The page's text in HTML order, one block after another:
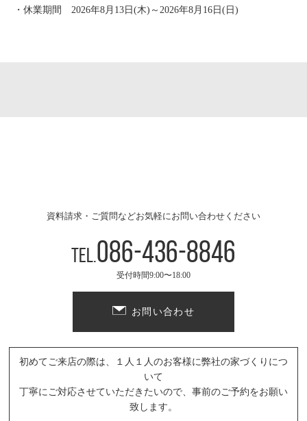
・休業期間 2026年8月13日(木)～2026年8月16日(日)
資料請求・ご質問などお気軽にお問い合わせください
Tel.086-436-8846
受付時間9:00〜18:00
お問い合わせ
初めてご来店の際は、１人１人のお客様に弊社の家づくりにつ
いて
丁寧にご対応させていただきたいので、事前のご予約をお願い
致します。